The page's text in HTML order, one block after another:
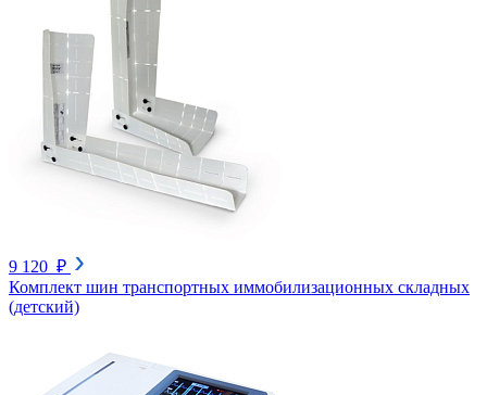
9 120 ₽
Комплект шин транспортных иммобилизационных складных
(детский)